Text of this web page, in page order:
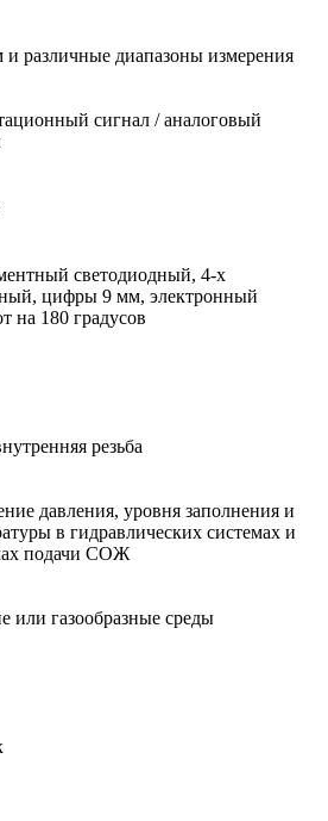
и различные диапазоны измерения
сигнал / аналоговый
светодиодный, 4-х
цифры 9 мм, электронный
на 180 градусов
резьба
давления, уровня заполнения и
в гидравлических системах и
подачи СОЖ
или газообразные среды